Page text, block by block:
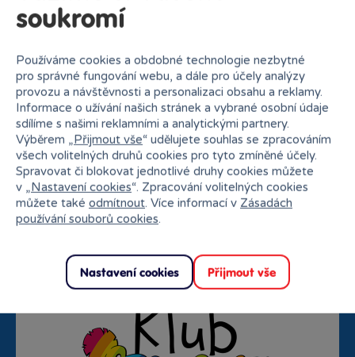
Nejširší sortiment na
Doprava zdarma od
1500 Kč
Rezervace na prodejně
zdarma
soukromí
Používáme cookies a obdobné technologie nezbytné
pro správné fungování webu, a dále pro účely analýzy
provozu a návštěvnosti a personalizaci obsahu a reklamy.
Informace o užívání našich stránek a vybrané osobní údaje
sdílíme s našimi reklamními a analytickými partnery.
Výběrem „Přijmout vše“ udělujete souhlas se zpracováním
všech volitelných druhů cookies pro tyto zmíněné účely.
Spravovat či blokovat jednotlivé druhy cookies můžete
v „Nastavení cookies“. Zpracování volitelných cookies
můžete také odmítnout. Více informací v Zásadách
používání souborů cookies.
Nastavení cookies Přijmout vše